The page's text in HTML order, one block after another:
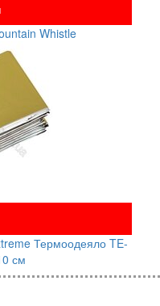
Whistle
Термоодеяло TE-
см